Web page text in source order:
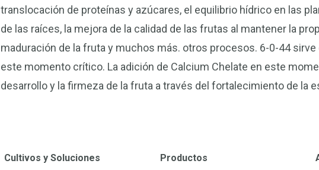
translocación de proteínas y azúcares, el equilibrio hídrico en las
de las raíces, la mejora de la calidad de las frutas al mantener la
maduración de la fruta y muchos más. otros procesos. 6-0-44
este momento crítico. La adición de Calcium Chelate en este
desarrollo y la firmeza de la fruta a través del fortalecimiento de la
Cultivos y Soluciones Productos